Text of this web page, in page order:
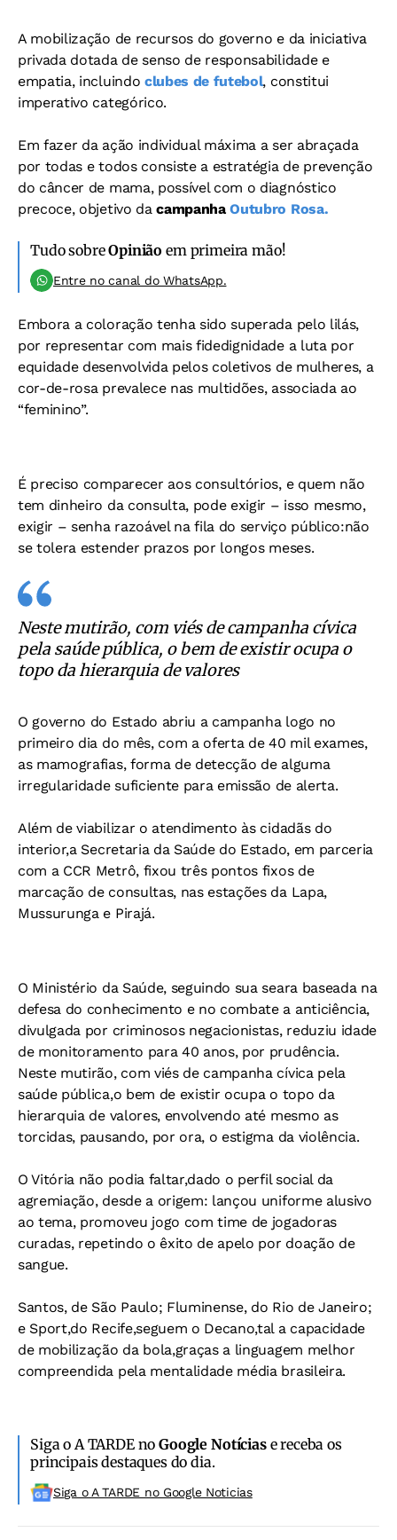
A mobilização de recursos do governo e da iniciativa
privada dotada de senso de responsabilidade e
empatia, incluindo clubes de futebol, constitui
imperativo categórico.
Em fazer da ação individual máxima a ser abraçada
por todas e todos consiste a estratégia de prevenção
do câncer de mama, possível com o diagnóstico
precoce, objetivo dacampanhaOutubro Rosa.
Tudo sobreOpinião em primeira mão!
Entre no canal do WhatsApp.
Embora a coloração tenha sido superada pelo lilás,
por representar com mais fidedignidade a luta por
equidade desenvolvida pelos coletivos de mulheres, a
cor-de-rosa prevalece nas multidões, associada ao
“feminino”.
É preciso comparecer aos consultórios, e quem não
tem dinheiro da consulta, pode exigir – isso mesmo,
exigir – senha razoável na fila do serviço público:não
se tolera estender prazos por longos meses.
Neste mutirão, com viés de campanha cívica
pela saúde pública, o bem de existir ocupa o
topo da hierarquia de valores
O governo do Estado abriu a campanha logo no
primeiro dia do mês, com a oferta de 40 mil exames,
as mamografias, forma de detecção de alguma
irregularidade suficiente para emissão de alerta.
Além de viabilizar o atendimento às cidadãs do
interior,a Secretaria da Saúde do Estado, em parceria
com a CCR Metrô, fixou três pontos fixos de
marcação de consultas, nas estações da Lapa,
Mussurunga e Pirajá.
O Ministério da Saúde, seguindo sua seara baseada na
defesa do conhecimento e no combate a anticiência,
divulgada por criminosos negacionistas, reduziu idade
de monitoramento para 40 anos, por prudência.
Neste mutirão, com viés de campanha cívica pela
saúde pública,o bem de existir ocupa o topo da
hierarquia de valores, envolvendo até mesmo as
torcidas, pausando, por ora, o estigma da violência.
O Vitória não podia faltar,dado o perfil social da
agremiação, desde a origem: lançou uniforme alusivo
ao tema, promoveu jogo com time de jogadoras
curadas, repetindo o êxito de apelo por doação de
sangue.
Santos, de São Paulo; Fluminense, do Rio de Janeiro;
e Sport,do Recife,seguem o Decano,tal a capacidade
de mobilização da bola,graças a linguagem melhor
compreendida pela mentalidade média brasileira.
Siga o A TARDE noGoogle Notíciase receba os
principais destaques do dia.
Siga o A TARDE no Google Noticias